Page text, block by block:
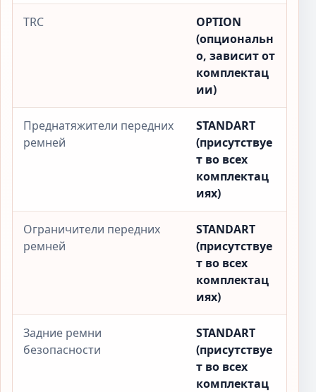
TRC
OPTION
(опциональн
о, зависит от
комплектац
ии)
Преднатяжители передних
ремней
STANDART
(присутствуе
т во всех
комплектац
иях)
Ограничители передних
ремней
STANDART
(присутствуе
т во всех
комплектац
иях)
Задние ремни
безопасности
STANDART
(присутствуе
т во всех
комплектац